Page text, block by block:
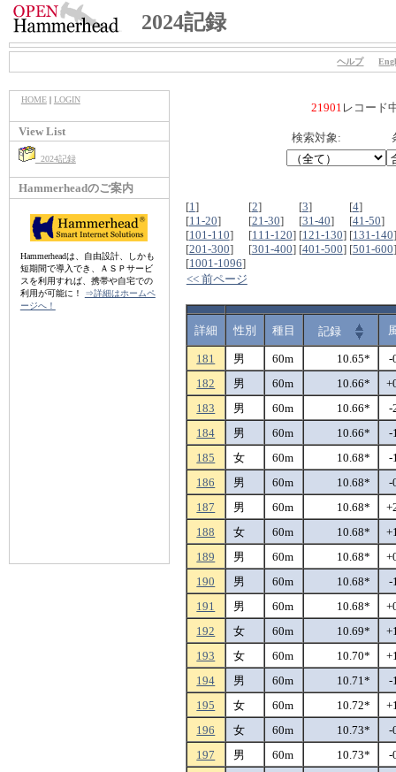
2024記録
ヘルプ
HOME| LOGIN
View List
2024記録
Hammerheadのご案内
Hammerheadは、自由設計、しかも
短期間で導入でき、ＡＳＰサービ
スを利用すれば、携帯や自宅での
利用が可能に！
⇒詳細はホームペ
ージへ！
21901 レコード
検索対象:
[1] [2] [3] [4]
[11-20] [21-30] [31-40] [41-50]
[101-110] [111-120] [121-130] [131-140
[201-300] [301-400] [401-500] [501-600
[1001-1096]
<< 前ページ
詳細 性別 種目 記録
181 男 60m 10.65*
-
182
男 60m 10.66*
183
男 60m 10.66*
-
184
男 60m 10.66*
-
185
女 60m 10.68*
-
186
男 60m 10.68*
-
187
男 60m 10.68*
188
女 60m 10.68*
189
男 60m 10.68*
190
男 60m 10.68*
-
191
男 60m 10.68*
192
女 60m 10.69*
193
女 60m 10.70*
194
男 60m 10.71*
-
195
女 60m 10.72*
196
女 60m 10.73*
-
197
男 60m 10.73*
-